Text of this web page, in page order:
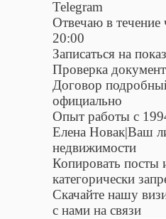
Telegram
Отвечаю в течение
20:00
Записаться на показ
Проверка
Договор
официально
Опыт работы с
Елена Новак|Ваш
недвижимости
Копировать посты
категорически
Скачайте нашу
с нами на связи